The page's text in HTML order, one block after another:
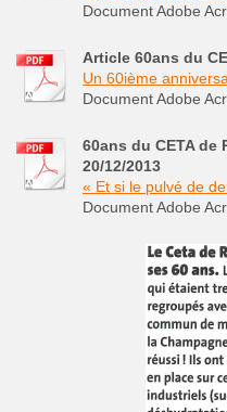
Document Adobe
Article 60ans du
Un 60ième
Document Adobe
60ans du CETA de
20/12/2013
« Et si le pulvé de
Document Adobe